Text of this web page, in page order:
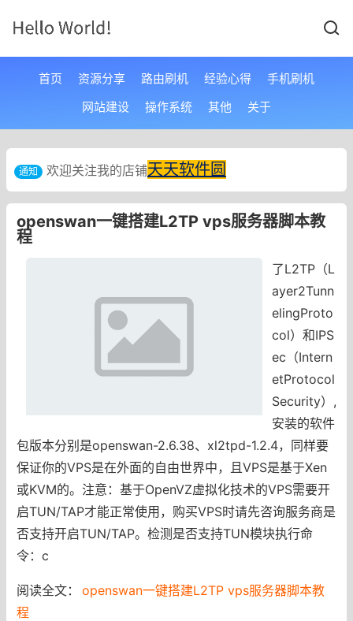
首页 资源分享 路由刷机 经验心得
手机刷机
网站建设
操作系统 其他 关于
通知 欢迎关注我的店铺天天软件圆
openswan一键搭建L2TP vps服务器脚本教
程
了L2TP（L
ayer2Tunn
elingProto
col）和IPS
ec（Intern
etProtocol
Security）,
安装的软件
包版本分别是openswan-2.6.38、xl2tpd-1.2.4，同样要
保证你的VPS是在外面的自由世界中，且VPS是基于Xen
或KVM的。注意：基于OpenVZ虚拟化技术的VPS需要开
启TUN/TAP才能正常使用，购买VPS时请先咨询服务商是
否支持开启TUN/TAP。检测是否支持TUN模块执行命
令：c
阅读全文：
openswan一键搭建L2TP vps服务器脚本教
程